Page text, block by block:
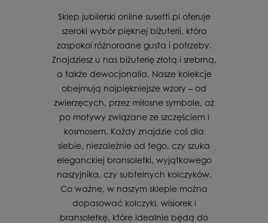
Sklep jubilerski online susetti.pl oferuje
szeroki wybór pięknej biżuterii, która
zaspokoi różnorodne gusta i potrzeby.
Znajdziesz u nas biżuterię złotą i srebrną,
a także dewocjonalia. Nasze kolekcje
obejmują najpiękniejsze wzory – od
zwierzęcych, przez miłosne symbole, aż
po motywy związane ze szczęściem i
kosmosem. Każdy znajdzie coś dla
siebie, niezależnie od tego, czy szuka
eleganckiej bransoletki, wyjątkowego
naszyjnika, czy subtelnych kolczyków.
Co ważne, w naszym sklepie można
dopasować kolczyki, wisiorek i
bransoletkę, które idealnie będą do